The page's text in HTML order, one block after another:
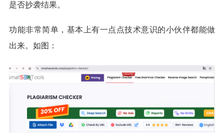
是否抄袭结果。
功能非常简单，基本上有一点点技术意识的小伙伴都能做
出来。如图：